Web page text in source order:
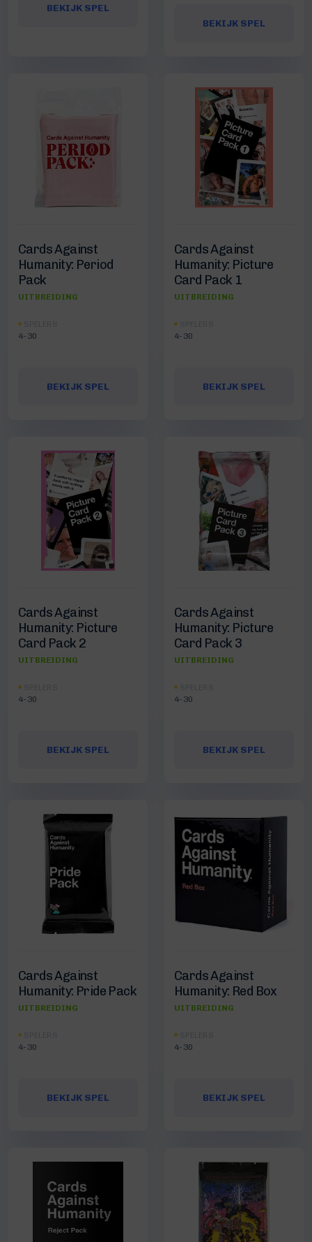
BEKIJK SPEL
BEKIJK SPEL
Cards Against
Humanity: Period
Pack
UITBREIDING
4-30
BEKIJK SPEL
Cards Against
Humanity: Picture
Card Pack 1
UITBREIDING
4-30
BEKIJK SPEL
Cards Against
Humanity: Picture
Card Pack 2
UITBREIDING
4-30
BEKIJK SPEL
Cards Against
Humanity: Picture
Card Pack 3
UITBREIDING
4-30
BEKIJK SPEL
Cards Against
Humanity: Pride Pack
UITBREIDING
4-30
BEKIJK SPEL
Cards Against
Humanity: Red Box
UITBREIDING
4-30
BEKIJK SPEL